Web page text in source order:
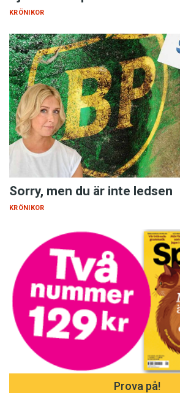
KRÖNIKOR
Sorry, men du är inte ledsen
KRÖNIKOR
Prova på!